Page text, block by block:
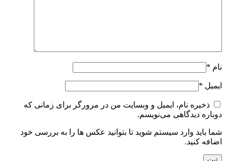
نام *
ایمیل *
ذخیره نام، ایمیل و وبسایت من در مرورگر برای زمانی که
دوباره دیدگاهی می‌نویسم.
شما باید وارد سیستم شوید تا بتوانید عکس ها را به بررسی خود
اضافه کنید.